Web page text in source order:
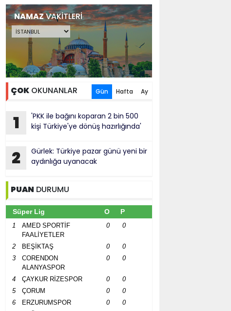
NAMAZVAKİTLERİ
ÇOK OKUNANLAR Gün Hafta Ay
1
'PKK ile bağını koparan 2 bin 500
kişi Türkiye'ye dönüş hazırlığında'
2
Gürlek: Türkiye pazar günü yeni bir
aydınlığa uyanacak
PUAN DURUMU
Süper Lig O P
1
AMED SPORTİF
FAALİYETLER
0 0
2 BEŞİKTAŞ 0
0
3
CORENDON
ALANYASPOR
0 0
4 ÇAYKUR RİZESPOR 0
0
5
ÇORUM 0
0
6
ERZURUMSPOR 0
0